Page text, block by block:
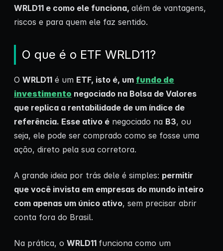
WRLD11 e como ele funciona, além de vantagens,
riscos e para quem ele faz sentido.
O que é o ETF WRLD11?
O WRLD11 é um ETF, isto é, um fundo de
investimento negociado na Bolsa de Valores
que replica a rentabilidade de um índice de
referência. Esse ativo é negociado na B3, ou
seja, ele pode ser comprado como se fosse uma
ação, direto pela sua corretora.
A grande ideia por trás dele é simples: permitir
que você invista em empresas do mundo inteiro
com apenas um único ativo, sem precisar abrir
conta fora do Brasil.
Na prática, o WRLD11 funciona como um